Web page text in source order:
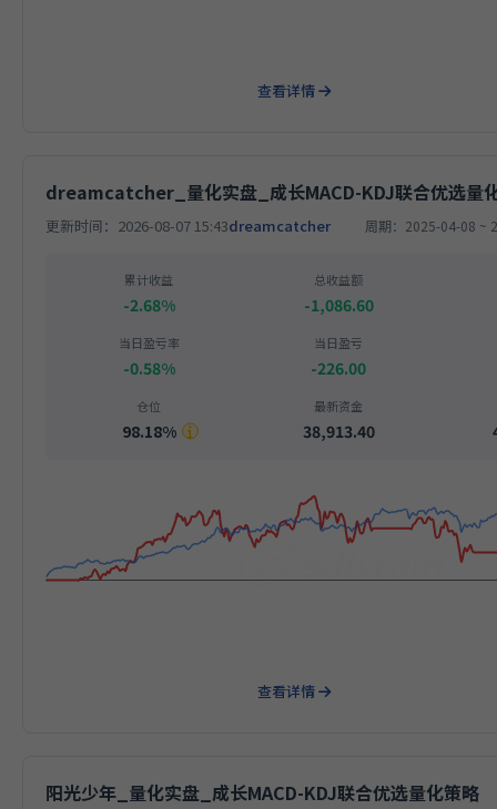
查看详情
dreamcatcher_量化实盘_成长MACD-KDJ联合优选量
更新时间：2026-08-07 15:43dreamcatcher 周期：2025-04-08 ~
累计收益
-2.68%
总收益额
-1,086.60
当日盈亏率
-0.58%
当日盈亏
-226.00
仓位
98.18%
最新资金
38,913.40
查看详情
阳光少年_量化实盘_成长MACD-KDJ联合优选量化策略